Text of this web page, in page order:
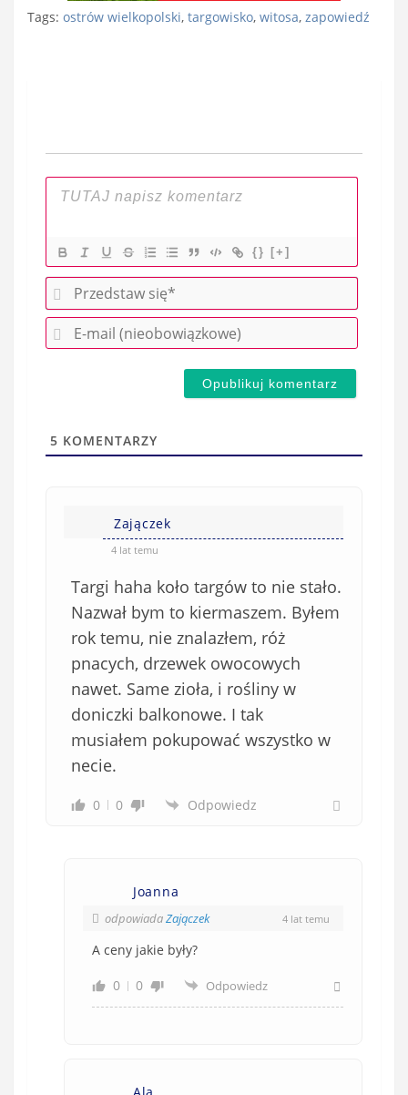
Tags: ostrów wielkopolski, targowisko, witosa, zapowiedź
{} [+]
P
r
e
w
E
-
(
5 KOMENTARZY
Zajączek
4 lat temu
Targi haha koło targów to nie stało.
Nazwał bym to kiermaszem. Byłem
rok temu, nie znalazłem, róż
pnacych, drzewek owocowych
nawet. Same zioła, i rośliny w
doniczki balkonowe. I tak
musiałem pokupować wszystko w
necie.
0 0 Odpowiedz
Joanna
odpowiadaZajączek 4 lat temu
A ceny jakie były?
0 0 Odpowiedz